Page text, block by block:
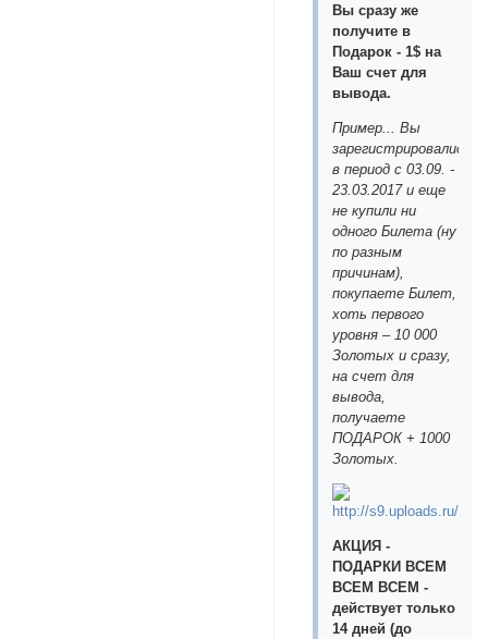
Вы сразу же
получите в
Подарок - 1$ на
Ваш счет для
вывода.
Пример... Вы
зарегистрировались
в период с 03.09. -
23.03.2017 и еще
не купили ни
одного Билета (ну
по разным
причинам),
покупаете Билет,
хоть первого
уровня – 10 000
Золотых и сразу,
на счет для
вывода,
получаете
ПОДАРОК + 1000
Золотых.
АКЦИЯ -
ПОДАРКИ ВСЕМ
ВСЕМ ВСЕМ -
действует только
14 дней (до